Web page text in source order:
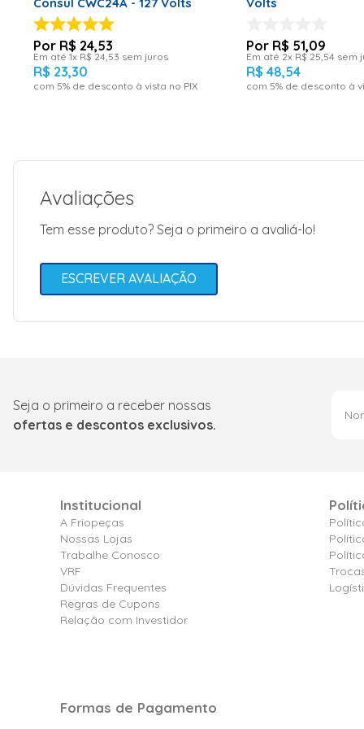
Largura para frete:11
Comprimento para frete:23
Consul CWC24A - 127 Volts
R$ 24,53
Em até 1x R$ 24 53 sem juros
R$ 23,30
com 5% de desconto à vista no PIX
Volts
R$ 51,09
Em até 2x R$ 25 54 sem
R$ 48,54
com 5% de desconto à
Avaliações
Tem esse produto? Seja o primeiro a avaliá-lo!
ESCREVER AVALIAÇÃO
Seja o primeiro a receber nossas
ofertas e descontos exclusivos.
Institucional
A Friopeças
Nossas Lojas
Trabalhe Conosco
VRF
Dúvidas Frequentes
Regras de Cupons
Relação com Investidor
Formas de Pagamento